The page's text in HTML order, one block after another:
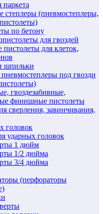
степлеры (пневмостеплеры,
по бетону
для гвоздей
для клеток,
шпильки
под гвозди
гвоздезабивные,
финишные пистолеты
сверления, завинчивания,
головок
ударных головок
1 дюйм
1/2 дюйма
3/4 дюйма
(перфораторы